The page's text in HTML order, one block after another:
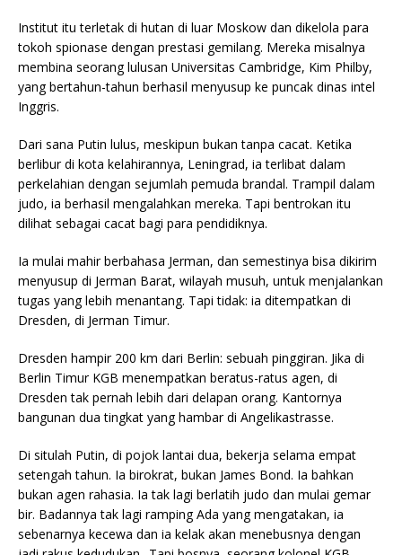
Institut itu terletak di hutan di luar Moskow dan dikelola para
tokoh spionase dengan prestasi gemilang. Mereka misalnya
membina seorang lulusan Universitas Cambridge, Kim Philby,
yang bertahun-tahun berhasil menyusup ke puncak dinas intel
Inggris.
Dari sana Putin lulus, meskipun bukan tanpa cacat. Ketika
berlibur di kota kelahirannya, Leningrad, ia terlibat dalam
perkelahian dengan sejumlah pemuda brandal. Trampil dalam
judo, ia berhasil mengalahkan mereka. Tapi bentrokan itu
dilihat sebagai cacat bagi para pendidiknya.
Ia mulai mahir berbahasa Jerman, dan semestinya bisa dikirim
menyusup di Jerman Barat, wilayah musuh, untuk menjalankan
tugas yang lebih menantang. Tapi tidak: ia ditempatkan di
Dresden, di Jerman Timur.
Dresden hampir 200 km dari Berlin: sebuah pinggiran. Jika di
Berlin Timur KGB menempatkan beratus-ratus agen, di
Dresden tak pernah lebih dari delapan orang. Kantornya
bangunan dua tingkat yang hambar di Angelikastrasse.
Di situlah Putin, di pojok lantai dua, bekerja selama empat
setengah tahun. Ia birokrat, bukan James Bond. Ia bahkan
bukan agen rahasia. Ia tak lagi berlatih judo dan mulai gemar
bir. Badannya tak lagi ramping Ada yang mengatakan, ia
sebenarnya kecewa dan ia kelak akan menebusnya dengan